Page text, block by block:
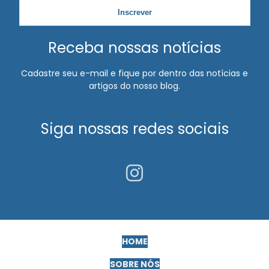
Exame ocupacional audiometria
Exame ocupacional para motorista
Exame ocupacional para trabalho em altura
Exame retorno ao trabalho inapto
Exames complementares pcmso
Inscrever
Receba nossas notícias
Cadastre seu e-mail e fique por dentro das notícias e
artigos do nosso blog.
Siga nossas redes sociais
HOME
SOBRE NÓS